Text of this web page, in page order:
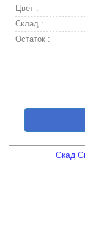
Цвет :
Склад :
Остаток :
Скад